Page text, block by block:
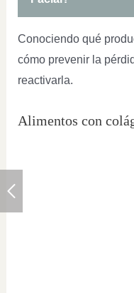
Conociendo qué
cómo prevenir la
reactivarla.
Alimentos con